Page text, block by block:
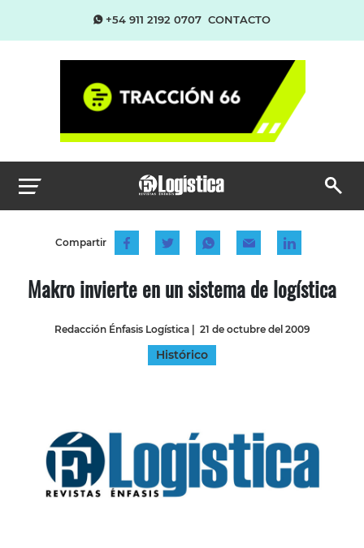
+54 911 2192 0707 CONTACTO
Compartir
Makro invierte en un sistema de logística
Redacción Énfasis Logística| 21 de octubre del 2009
Histórico